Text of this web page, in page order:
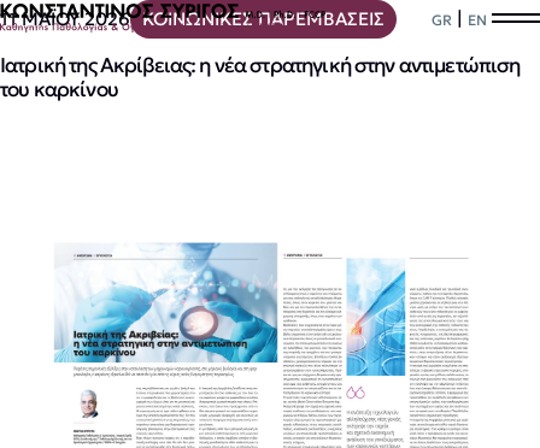
GR | EN
11 ΜΑΪΟΥ 2026 ΚΟΙΝΩΝΙΚΕΣ ΠΑΡΕΜΒΑΣΕΙΣ
Ιατρική της Ακρίβειας: η νέα στρατηγική στην αντιμετώπιση
του καρκίνου